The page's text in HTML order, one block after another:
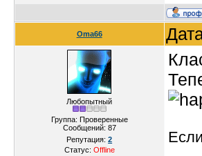
Oma66
Любопытный
Группа: Проверенные
Сообщений: 87
Репутация:2
Статус: Offline